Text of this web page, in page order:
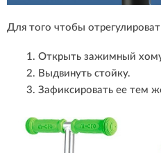
Для того чтобы
Открыть зажимный
Выдвинуть стойку.
Зафиксировать ее тем